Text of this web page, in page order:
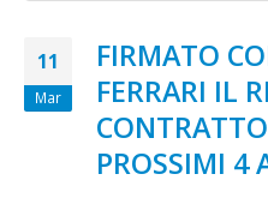
11
Mar
FIRMATO
FERRARI IL
PROSSIMI 4